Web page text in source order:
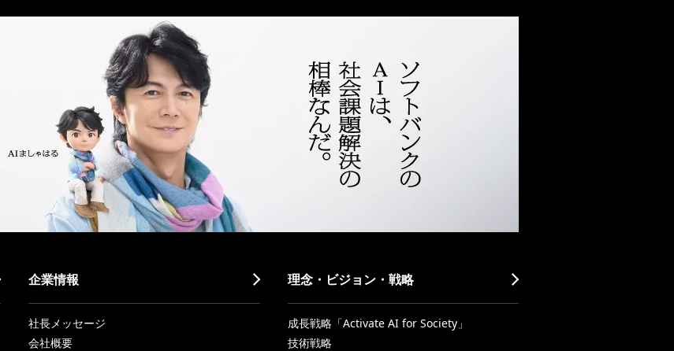
企業情報
社長メッセージ
会社概要
理念・ビジョン・戦略
成長戦略「Activate AI for Society」
技術戦略